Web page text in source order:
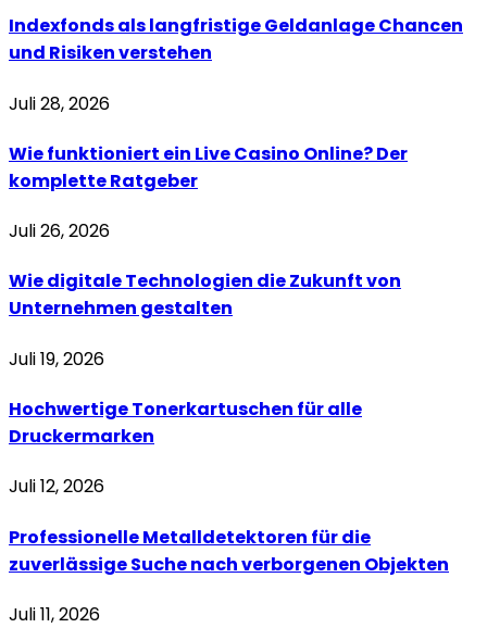
Indexfonds als langfristige Geldanlage Chancen
und Risiken verstehen
Juli 28, 2026
Wie funktioniert ein Live Casino Online? Der
komplette Ratgeber
Juli 26, 2026
Wie digitale Technologien die Zukunft von
Unternehmen gestalten
Juli 19, 2026
Hochwertige Tonerkartuschen für alle
Druckermarken
Juli 12, 2026
Professionelle Metalldetektoren für die
zuverlässige Suche nach verborgenen Objekten
Juli 11, 2026